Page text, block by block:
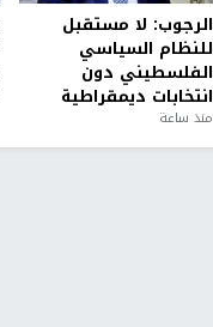
الرجوب: لا مستقبل
للنظام السياسي
الفلسطيني دون
انتخابات ديمقراطية
منذ ساعة